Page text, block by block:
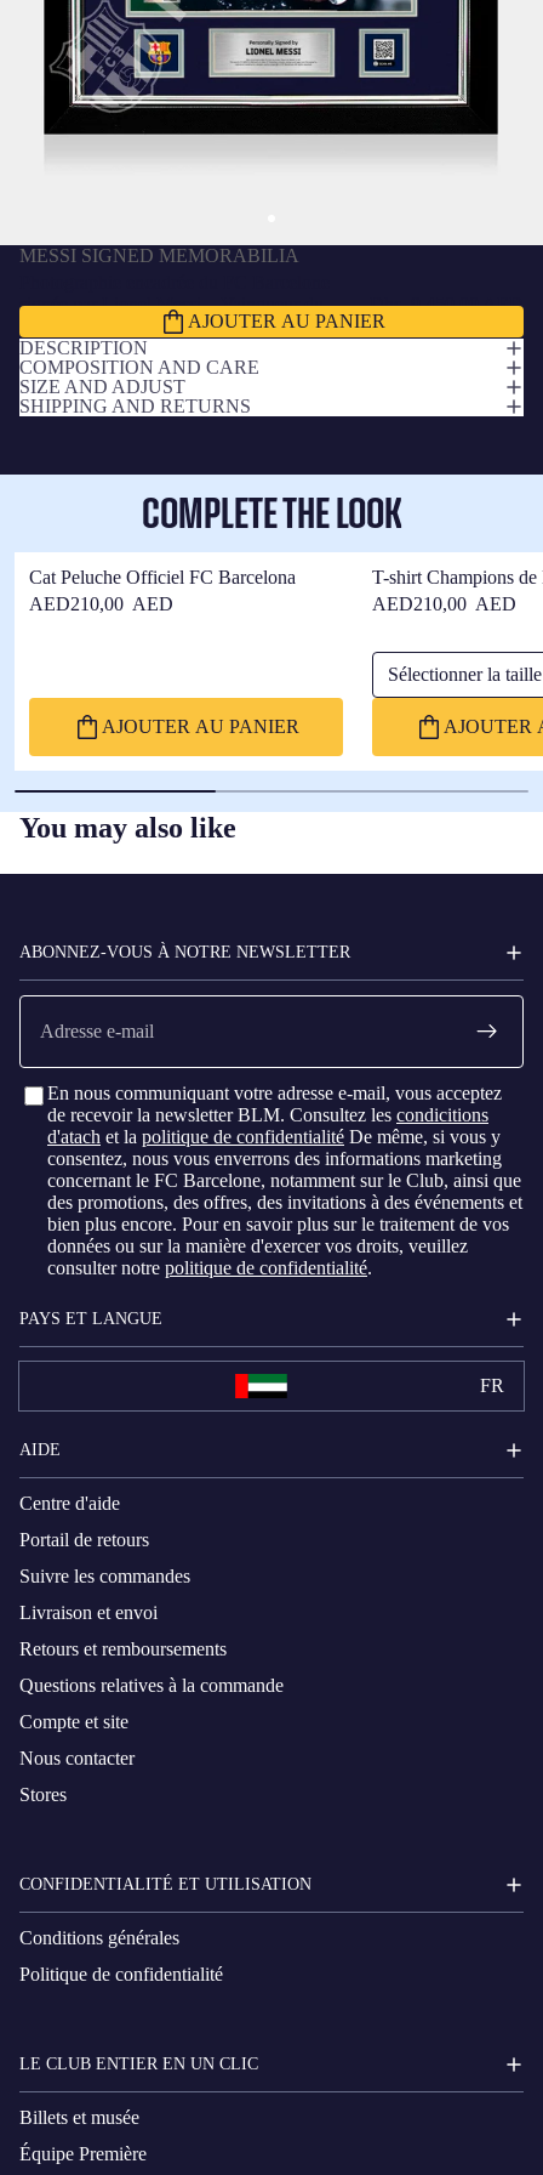
MESSI SIGNED MEMORABILIA
signée par Lionel Messi – Vainqueur du
Dhs. 9,450.00 AED
AJOUTER AU PANIER
DESCRIPTION
COMPOSITION AND CARE
SIZE AND ADJUST
SHIPPING AND RETURNS
COMPLETE THE LOOK
Cat Peluche Officiel FC Barcelona
AED210,00 AED
AJOUTER AU PANIER
T-shirt Champions
Barça
AED210,00 AED
Sélectionner la taille
AJOUTER
You may also like
ABONNEZ-VOUS À NOTRE NEWSLETTER
E-
mail
En nous communiquant votre adresse e-mail, vous acceptez
de recevoir la newsletter BLM. Consultez les condicitions
d'atach et la politique de confidentialité De même, si vous y
consentez, nous vous enverrons des informations marketing
concernant le FC Barcelone, notamment sur le Club, ainsi que
des promotions, des offres, des invitations à des événements et
bien plus encore. Pour en savoir plus sur le traitement de vos
données ou sur la manière d'exercer vos droits, veuillez
consulter notre politique de confidentialité.
PAYS ET LANGUE
FR
AIDE
Centre d'aide
Portail de retours
Suivre les commandes
Livraison et envoi
Retours et remboursements
Questions relatives à la commande
Compte et site
Nous contacter
Stores
CONFIDENTIALITÉ ET UTILISATION
Conditions générales
Politique de confidentialité
LE CLUB ENTIER EN UN CLIC
Billets et musée
Équipe Première